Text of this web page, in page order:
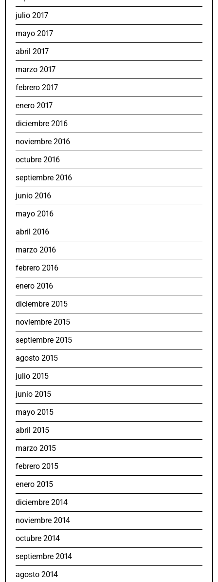
julio 2017
mayo 2017
abril 2017
marzo 2017
febrero 2017
enero 2017
diciembre 2016
noviembre 2016
octubre 2016
septiembre 2016
junio 2016
mayo 2016
abril 2016
marzo 2016
febrero 2016
enero 2016
diciembre 2015
noviembre 2015
septiembre 2015
agosto 2015
julio 2015
junio 2015
mayo 2015
abril 2015
marzo 2015
febrero 2015
enero 2015
diciembre 2014
noviembre 2014
octubre 2014
septiembre 2014
agosto 2014